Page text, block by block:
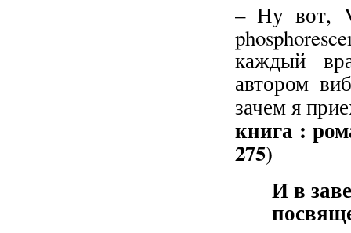
– Ну вот,
каждый
автором
зачем я
книга :
275)
И в